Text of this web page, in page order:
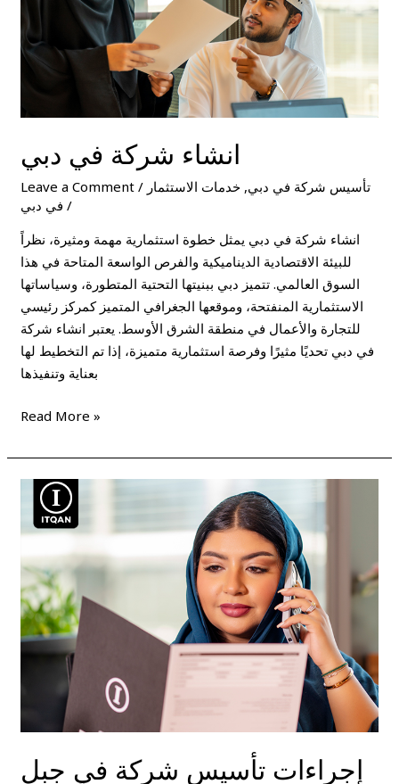
انشاء شركة في دبي
Leave a Comment / تأسيس شركة في دبي, خدمات الاستثمار
في دبي /
انشاء شركة في دبي يمثل خطوة استثمارية مهمة ومثيرة، نظراً
للبيئة الاقتصادية الديناميكية والفرص الواسعة المتاحة في هذا
السوق العالمي. تتميز دبي ببنيتها التحتية المتطورة، وسياساتها
الاستثمارية المنفتحة، وموقعها الجغرافي المتميز كمركز رئيسي
للتجارة والأعمال في منطقة الشرق الأوسط. يعتبر انشاء شركة
في دبي تحديًا مثيرًا وفرصة استثمارية متميزة، إذا تم التخطيط لها
بعناية وتنفيذها
Read More »
إجراءات تأسيس شركة في جبل
إجراءات
تأسيس
شركة
في
جبل
علي